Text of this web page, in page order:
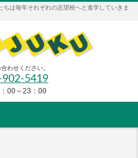
は毎年それぞれの志望校へと進学していきま
わせください。
902-5419
00～23：00